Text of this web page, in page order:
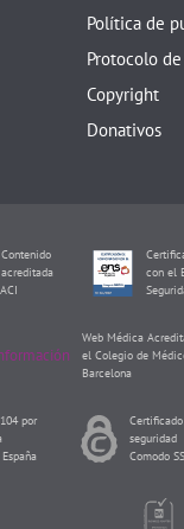
Política de
Protocolo
Copyright
Donativos
con el
Web Médica
el Colegio de
Barcelona
por
seguridad
Comodo